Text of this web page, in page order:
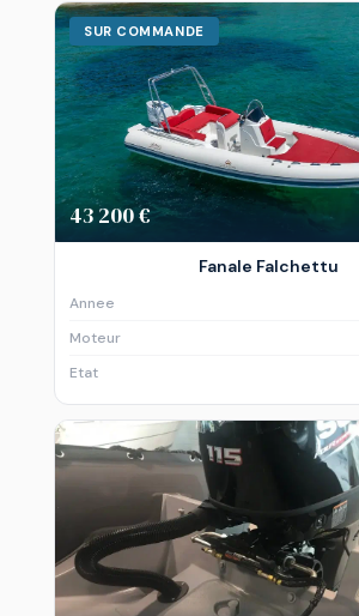
SUR COMMANDE
43 200 €
Fanale Falchettu
Annee
Moteur
Etat